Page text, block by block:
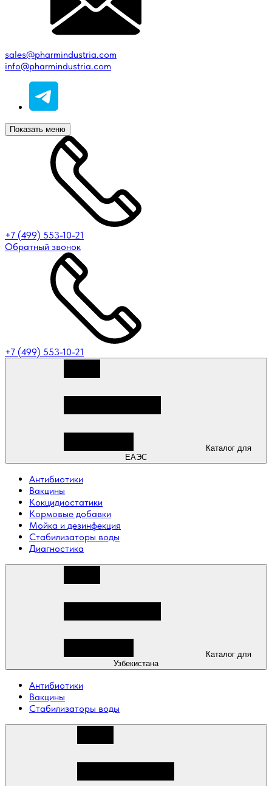
sales@pharmindustria.com
info@pharmindustria.com
Показать меню
+7 (499) 553-10-21
Обратный звонок
+7 (499) 553-10-21
ЕАЭС
Антибиотики
Вакцины
Кокцидиостатики
Кормовые добавки
Мойка и дезинфекция
Стабилизаторы воды
Диагностика
Узбекистана
Антибиотики
Вакцины
Стабилизаторы воды